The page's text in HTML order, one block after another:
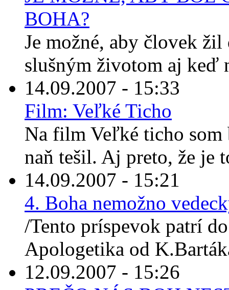
BOHA?
Je možné, aby človek
slušným životom aj keď
14.09.2007 - 15:33
Film: Veľké Ticho
Na film Veľké ticho som
naň tešil. Aj preto, že je
14.09.2007 - 15:21
4. Boha nemožno
/Tento príspevok patrí
Apologetika od
12.09.2007 - 15:26